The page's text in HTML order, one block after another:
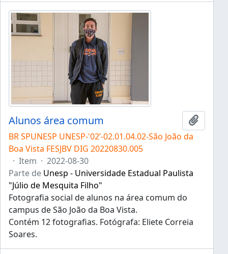
Alunos área comum
BR SPUNESP UNESP-'02’-02.01.04.02-São João da
Boa Vista FESJBV DIG 20220830.005
· Item · 2022-08-30
Parte de Unesp - Universidade Estadual Paulista
"Júlio de Mesquita Filho"
Fotografia social de alunos na área comum do
campus de São João da Boa Vista.
Contém 12 fotografias. Fotógrafa: Eliete Correia
Soares.